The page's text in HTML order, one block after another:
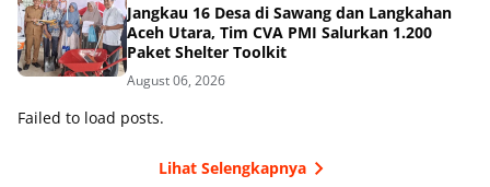
Jangkau 16 Desa di Sawang dan Langkahan
Aceh Utara, Tim CVA PMI Salurkan 1.200
Paket Shelter Toolkit
August 06, 2026
Failed to load posts.
Lihat Selengkapnya